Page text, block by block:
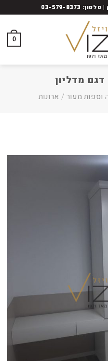
0
מדליון
וספות מעור / ארונות